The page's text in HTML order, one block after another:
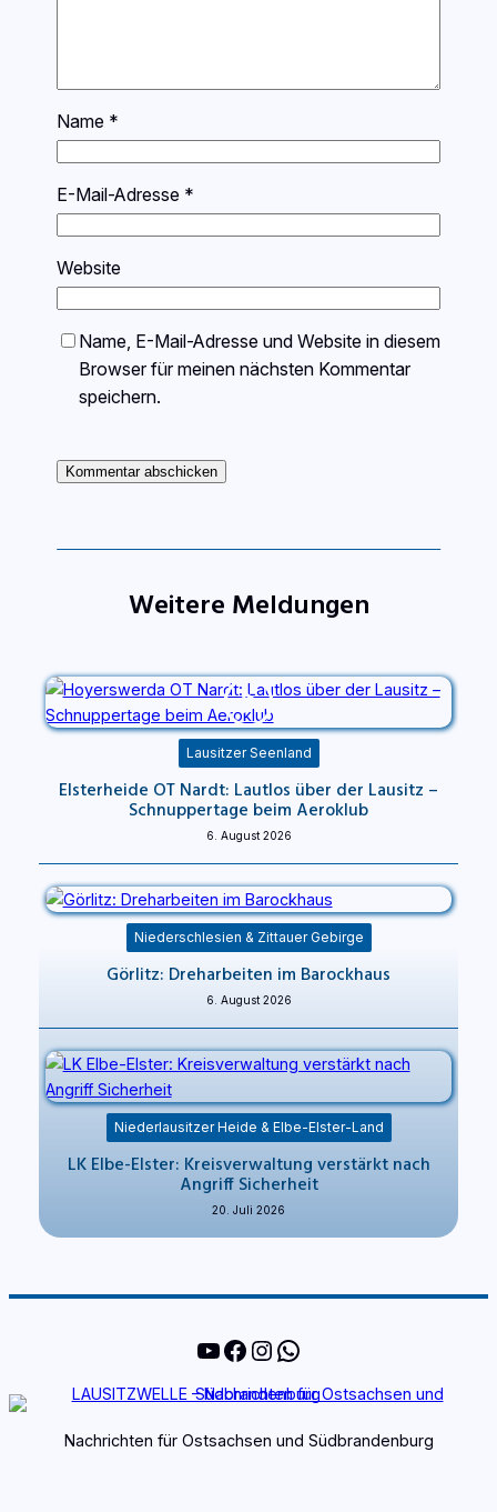
Name *
E-Mail-Adresse *
Website
Name, E-Mail-Adresse und Website in diesem
Browser für meinen nächsten Kommentar
speichern.
Weitere Meldungen
Lausitzer Seenland
Elsterheide OT Nardt: Lautlos über der Lausitz –
Schnuppertage beim Aeroklub
6. August 2026
Niederschlesien & Zittauer Gebirge
Görlitz: Dreharbeiten im Barockhaus
6. August 2026
Niederlausitzer Heide & Elbe-Elster-Land
LK Elbe-Elster: Kreisverwaltung verstärkt nach
Angriff Sicherheit
20. Juli 2026
YouTube
Facebook
Instagram
WhatsApp
Nachrichten für Ostsachsen und Südbrandenburg